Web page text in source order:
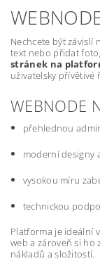
Nechcete být závislí
text nebo přidat
stránek na
uživatelsky přívětivé
WEBNODE
přehlednou
moderní designy
vysokou míru
technickou
Platforma je ideální
web a zároveň si ho
nákladů a složitostí.